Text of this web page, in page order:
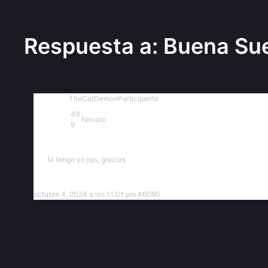
Respuesta a: Buena
TheCatDemonParticipante
49
9
Novato
la tengo yo jsjs, gracias
octubre 4, 2024 a las 11:01 pm #6090